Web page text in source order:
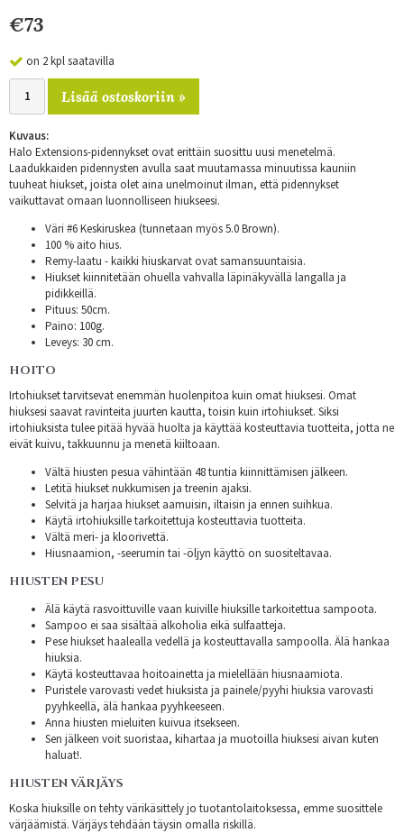
€73
on 2 kpl saatavilla
Lisää ostoskoriin »
Kuvaus:
Halo Extensions-pidennykset ovat erittäin suosittu uusi menetelmä.
Laadukkaiden pidennysten avulla saat muutamassa minuutissa kauniin
tuuheat hiukset, joista olet aina unelmoinut ilman, että pidennykset
vaikuttavat omaan luonnolliseen hiukseesi.
Väri #6 Keskiruskea (tunnetaan myös 5.0 Brown).
100 % aito hius.
Remy-laatu - kaikki hiuskarvat ovat samansuuntaisia.
Hiukset kiinnitetään ohuella vahvalla läpinäkyvällä langalla ja
pidikkeillä.
Pituus: 50cm.
Paino: 100g.
Leveys: 30 cm.
HOITO
Irtohiukset tarvitsevat enemmän huolenpitoa kuin omat hiuksesi. Omat
hiuksesi saavat ravinteita juurten kautta, toisin kuin irtohiukset. Siksi
irtohiuksista tulee pitää hyvää huolta ja käyttää kosteuttavia tuotteita, jotta ne
eivät kuivu, takkuunnu ja menetä kiiltoaan.
Vältä hiusten pesua vähintään 48 tuntia kiinnittämisen jälkeen.
Letitä hiukset nukkumisen ja treenin ajaksi.
Selvitä ja harjaa hiukset aamuisin, iltaisin ja ennen suihkua.
Käytä irtohiuksille tarkoitettuja kosteuttavia tuotteita.
Vältä meri- ja kloorivettä.
Hiusnaamion, -seerumin tai -öljyn käyttö on suositeltavaa.
HIUSTEN PESU
Älä käytä rasvoittuville vaan kuiville hiuksille tarkoitettua sampoota.
Sampoo ei saa sisältää alkoholia eikä sulfaatteja.
Pese hiukset haalealla vedellä ja kosteuttavalla sampoolla. Älä hankaa
hiuksia.
Käytä kosteuttavaa hoitoainetta ja mielellään hiusnaamiota.
Puristele varovasti vedet hiuksista ja painele/pyyhi hiuksia varovasti
pyyhkeellä, älä hankaa pyyhkeeseen.
Anna hiusten mieluiten kuivua itsekseen.
Sen jälkeen voit suoristaa, kihartaa ja muotoilla hiuksesi aivan kuten
haluat!.
HIUSTEN VÄRJÄYS
Koska hiuksille on tehty värikäsittely jo tuotantolaitoksessa, emme suosittele
värjäämistä. Värjäys tehdään täysin omalla riskillä.